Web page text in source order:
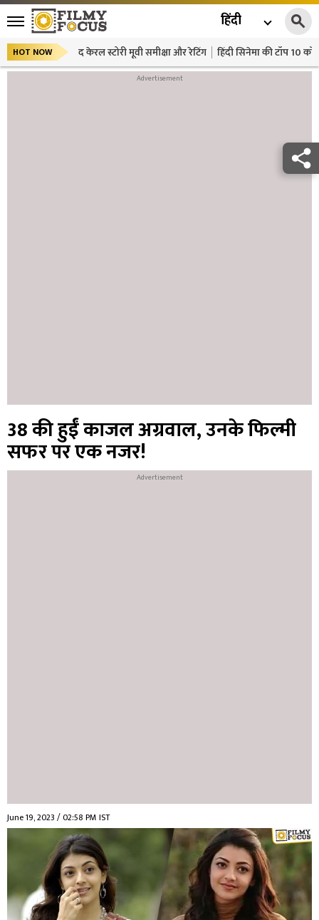
हिंदी
HOT NOW द केरल स्टोरी मूवी समीक्षा और रेटिंग हिंदी सिनेमा की टॉप 10
38 की हुईं काजल अग्रवाल, उनके फिल्मी
सफर पर एक नजर!
June 19, 2023 / 02:58 PM IST